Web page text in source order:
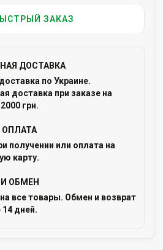
ЗАКАЗ
ДОСТАВКА
по Украине.
доставка при заказе на
грн.
ОПЛАТА
получении или оплата на
карту.
ОБМЕН
на все товары. Обмен и возврат
14 дней.